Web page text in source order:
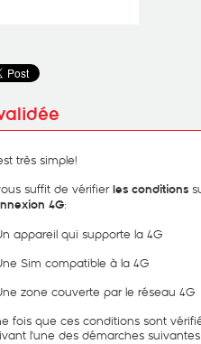
très simple!
suffit de vérifierles conditions
4G:
appareil qui supporte la 4G
Sim compatible à la 4G
zone couverte par le réseau 4G
fois que ces conditions sont
l'une des démarches suivantes: